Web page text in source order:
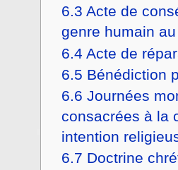
6.3 Acte de
genre humain
6.4 Acte de
6.5 Bénédiction
6.6 Journées
consacrées à la
intention
6.7 Doctrine